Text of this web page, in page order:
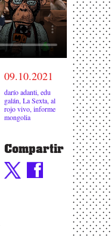
09.10.2021
darío adanti, edu
galán, La Sexta, al
rojo vivo, informe
mongolia
Compartir